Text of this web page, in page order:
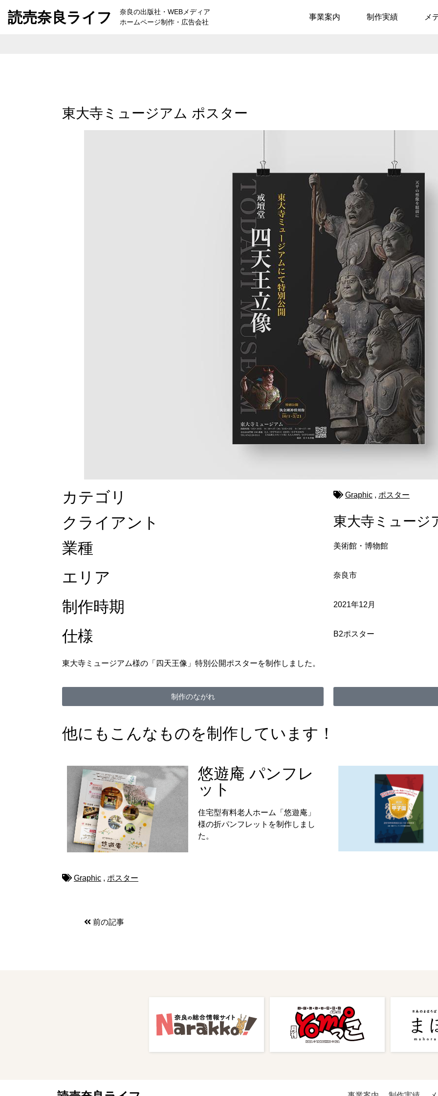
読売奈良ライフ
奈良の出版社・WEBメディア
ホームページ制作・広告会社
事業案内 制作実績 メ
東大寺ミュージアム ポスター
カテゴリ Graphic , ポスター
クライアント 東大寺ミュージ
業種 美術館・博物館
エリア 奈良市
制作時期 2021年12月
仕様 B2ポスター
東大寺ミュージアム様の「四天王像」特別公開ポスターを制作しました。
制作のながれ
他にもこんなものを制作しています！
悠遊庵 パンフレ
ット
住宅型有料老人ホーム「悠遊庵」
様の折パンフレットを制作しまし
た。
Graphic , ポスター
前の記事